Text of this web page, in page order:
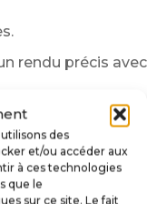
des
et/ou accéder aux
à ces technologies
que le
sur ce site. Le fait
rendu précis avec
frottements, aux
du